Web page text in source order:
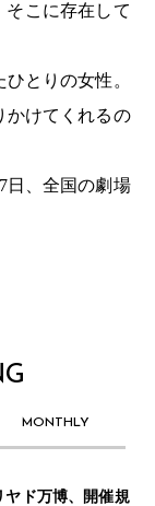
そこに存在して
とりの女性。
かけてくれるの
日、全国の劇場
MONTHLY
ヤド万博、開催規